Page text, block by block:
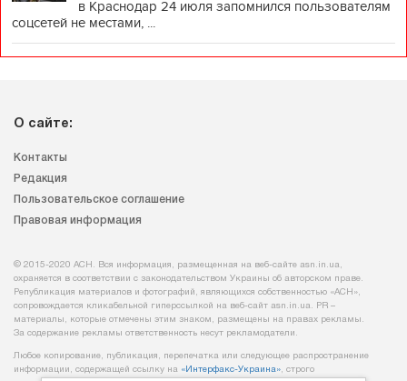
в Краснодар 24 июля запомнился пользователям
соцсетей не местами, ...
О сайте:
Контакты
Редакция
Пользовательское соглашение
Правовая информация
© 2015-2020 АСН. Вся информация, размещенная на веб-сайте asn.in.ua,
охраняется в соответствии с законодательством Украины об авторском праве.
Републикация материалов и фотографий, являющихся собственностью «АСН»,
сопровождается кликабельной гиперссылкой на веб-сайт asn.іn.ua. PR –
материалы, которые отмечены этим знаком, размещены на правах рекламы.
За содержание рекламы ответственность несут рекламодатели.
Любое копирование, публикация, перепечатка или следующее распространение
информации, содержащей ссылку на «Интерфакс-Украина», строго